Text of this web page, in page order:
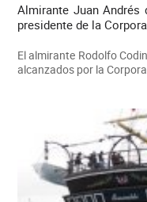
Almirante Juan
presidente de la
El almirante Rodolfo
alcanzados por la